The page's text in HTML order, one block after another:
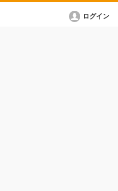
ログイン